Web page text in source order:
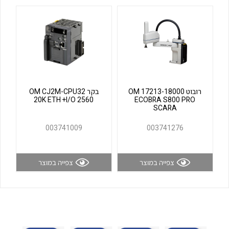
לכל מוצרי היצרן לכל מוצרי היצרן
רובוט OM 17213-18000
ECOBRA S800 PRO
SCARA
003741276
צפייה במוצר
בקר OM CJ2M-CPU32
20K ETH +I/O 2560
003741009
צפייה במוצר